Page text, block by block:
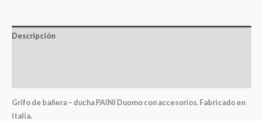
Descripción
Grifo de bañera – ducha PAINI Duomo con accesorios. Fabricado en
Italia.